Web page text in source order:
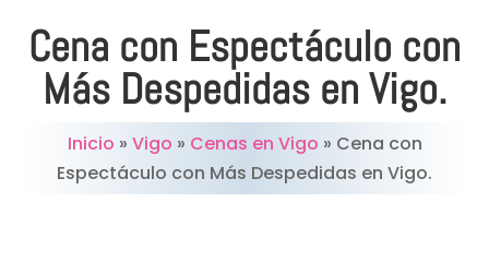
Cena con Espectáculo con
Más Despedidas en Vigo.
Inicio » Vigo » Cenas en Vigo » Cena con
Espectáculo con Más Despedidas en Vigo.